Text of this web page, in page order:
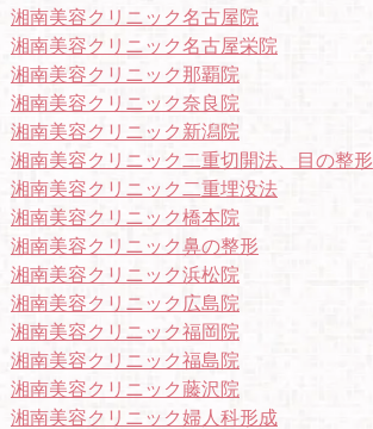
湘南美容クリニック名古屋院
湘南美容クリニック名古屋栄院
湘南美容クリニック那覇院
湘南美容クリニック奈良院
湘南美容クリニック新潟院
湘南美容クリニック二重切開法、目の整形
湘南美容クリニック二重埋没法
湘南美容クリニック橋本院
湘南美容クリニック鼻の整形
湘南美容クリニック浜松院
湘南美容クリニック広島院
湘南美容クリニック福岡院
湘南美容クリニック福島院
湘南美容クリニック藤沢院
湘南美容クリニック婦人科形成